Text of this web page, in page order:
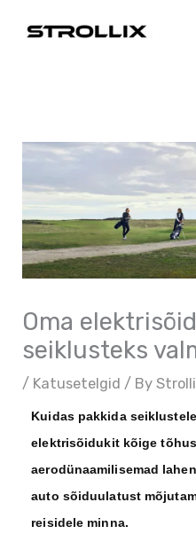
Oma
seiklusteks
/ Katusetelgid / By
Kuidas pakkida
elektrisõidukit kõige
aerodünaamilisemad
auto sõiduulatust
reisidele minna.